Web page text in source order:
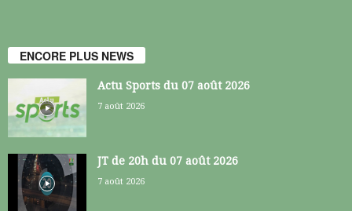
ENCORE PLUS NEWS
Actu Sports du 07 août 2026
7 août 2026
JT de 20h du 07 août 2026
7 août 2026